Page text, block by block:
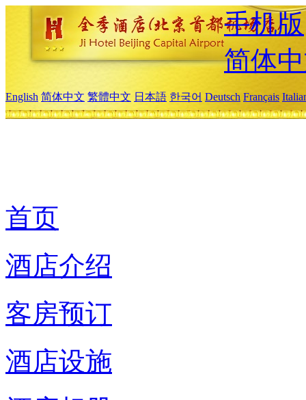
手机版
简体
English 简体中文 繁體中文 日本語 한국어 Deutsch Français
首页
酒店介绍
客房预订
酒店设施